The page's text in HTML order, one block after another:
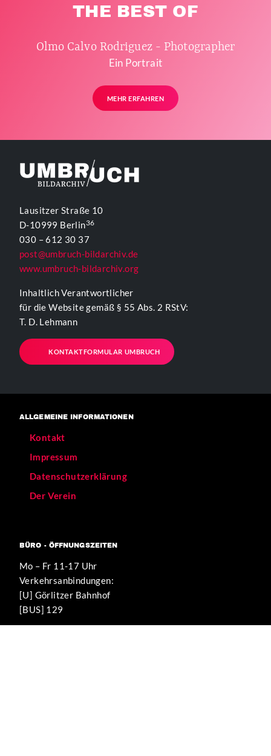
THE BEST OF
Olmo Calvo Rodriguez - Photographer
Ein Portrait
MEHR ERFAHREN
Lausitzer Straße 10
D-10999 Berlin36
030 – 612 30 37
post@umbruch-bildarchiv.de
www.umbruch-bildarchiv.org
Inhaltlich Verantwortlicher
für die Website gemäß § 55 Abs. 2 RStV:
T. D. Lehmann
KONTAKTFORMULAR UMBRUCH
ALLGEMEINE INFORMATIONEN
Kontakt
Impressum
Datenschutzerklärung
Der Verein
BÜRO - ÖFFNUNGSZEITEN
Mo – Fr 11-17 Uhr
Verkehrsanbindungen:
[U] Görlitzer Bahnhof
[BUS] 129